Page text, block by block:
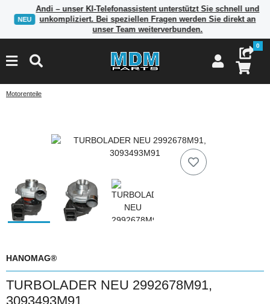
NEU
Andi – unser KI-Telefonassistent unterstützt Sie schnell und
unkompliziert. Bei speziellen Fragen werden Sie direkt an
unser Team weiterverbunden.
0
Motorenteile
HANOMAG®
TURBOLADER NEU 2992678M91,
3093493M91